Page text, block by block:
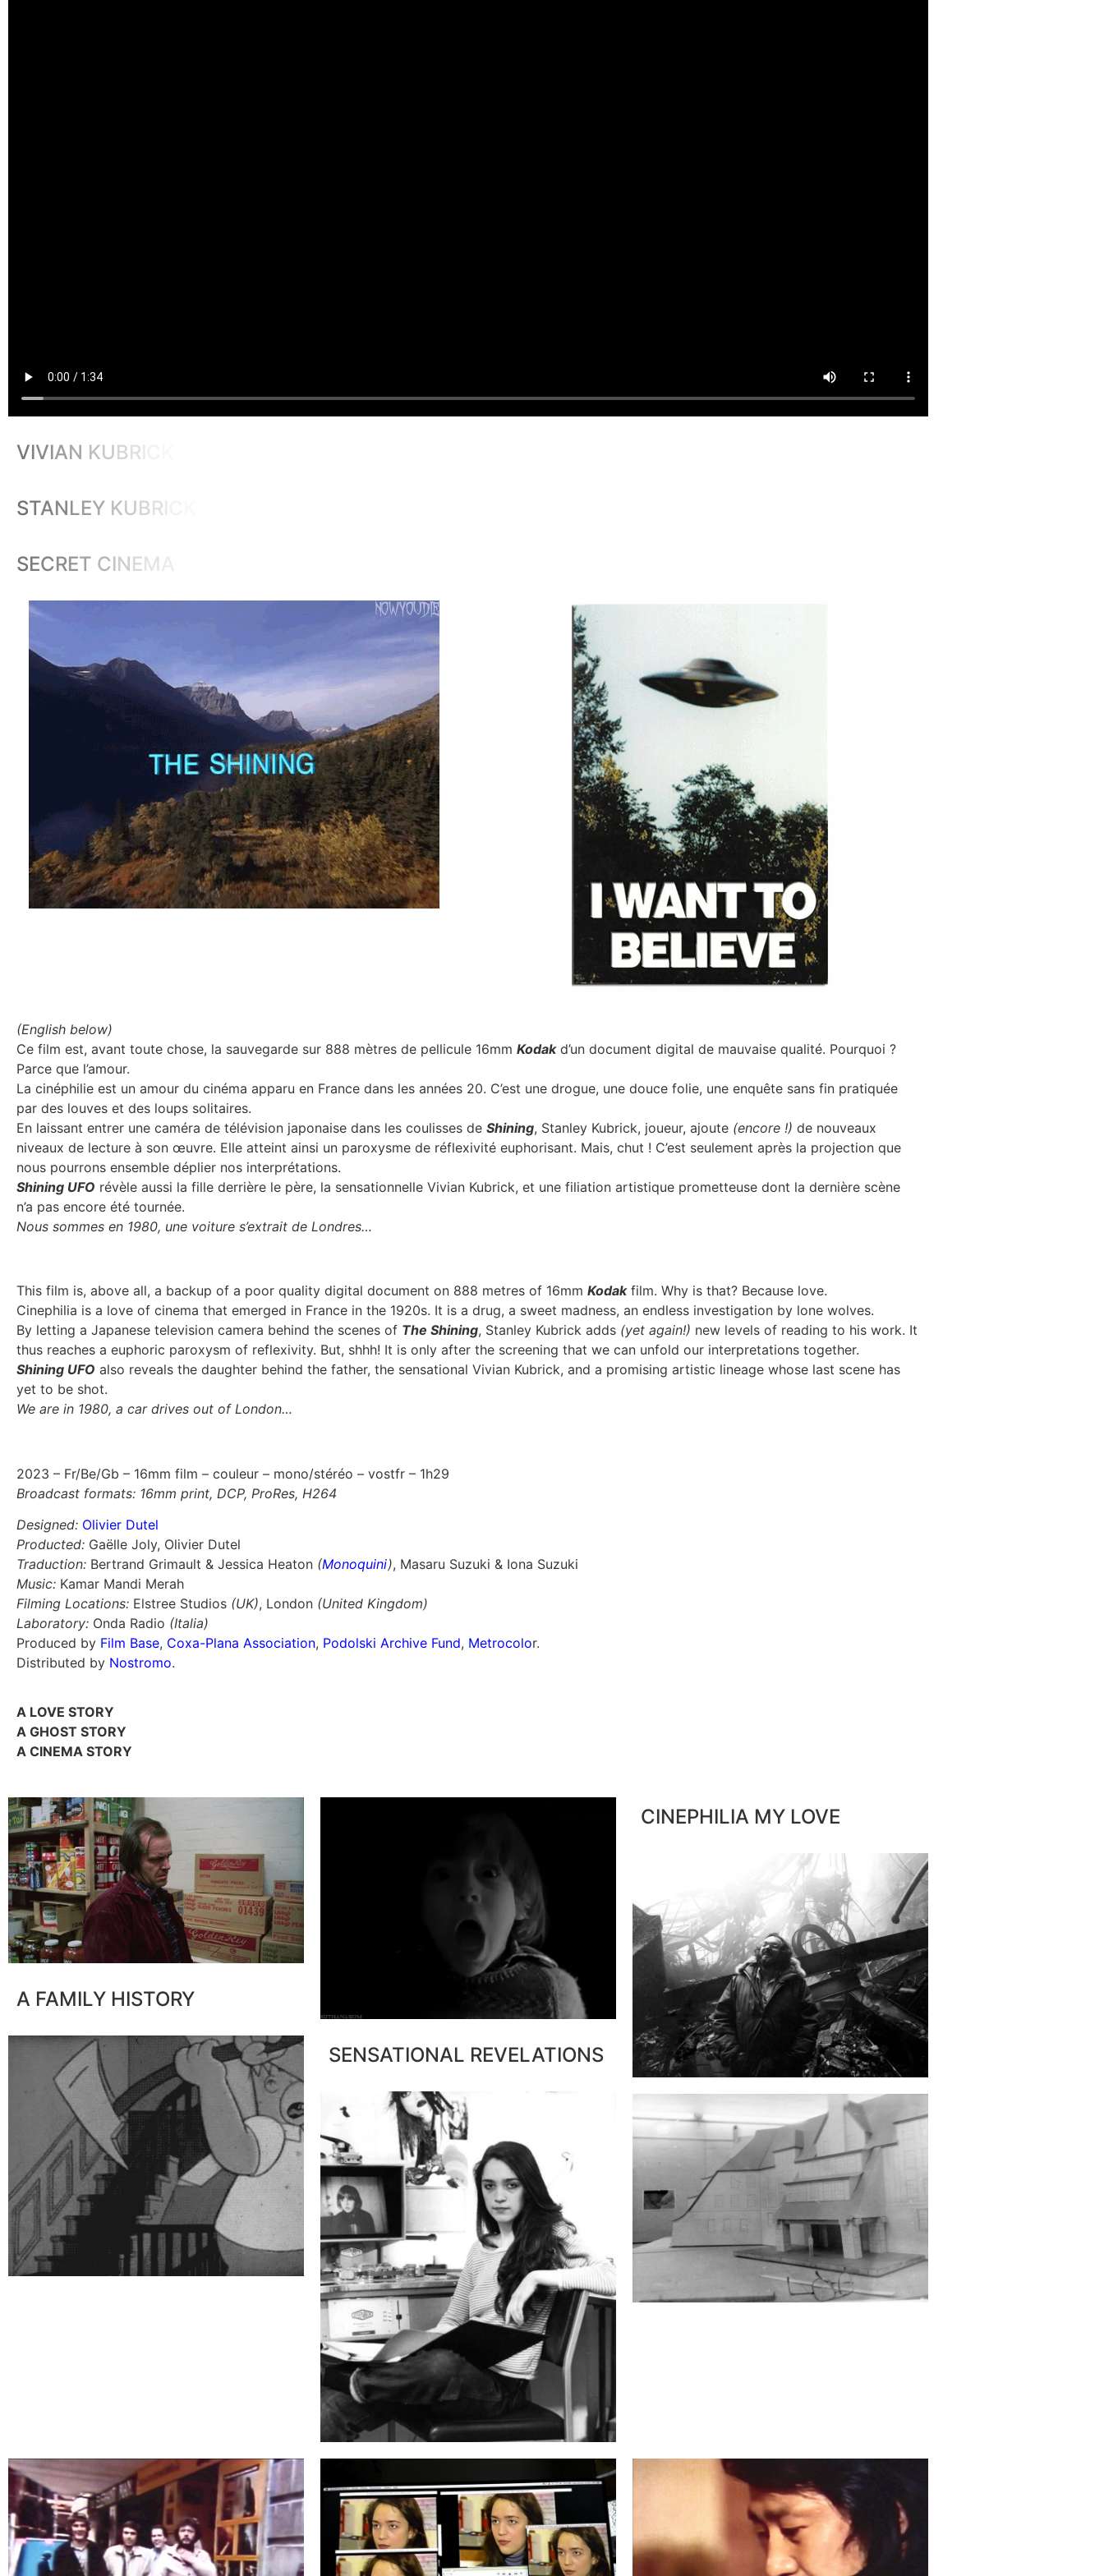
VIVIAN KUBR
STANLEY KUBR
SECRET CINEM
(English below)
Ce film est, avant toute chose, la sauvegarde sur 888 mètres de pellicule 16mm Kodakd’un document digital de mauvaise qualité. Pourquoi ?
Parce que l’amour.
La cinéphilie est un amour du cinéma apparu en France dans les années 20. C’est une drogue, une douce folie, une enquête sans fin pratiquée
par des louves et des loups solitaires.
En laissant entrer une caméra de télévision japonaise dans les coulisses de Shining, Stanley Kubrick, joueur, ajoute (encore !) de nouveaux
niveaux de lecture à son œuvre. Elle atteint ainsi un paroxysme de réflexivité euphorisant. Mais, chut ! C’est seulement après la projection que
nous pourrons ensemble déplier nos interprétations.
Shining UFO révèle aussi la fille derrière le père, la sensationnelle Vivian Kubrick, et une filiation artistique prometteuse dont la dernière scène
n’a pas encore été tournée.
Nous sommes en 1980, une voiture s’extrait de Londres…
This film is, above all, a backup of a poor quality digital document on 888 metres of 16mm Kodakfilm. Why is that? Because love.
Cinephilia is a love of cinema that emerged in France in the 1920s. It is a drug, a sweet madness, an endless investigation by lone wolves.
By letting a Japanese television camera behind the scenes of The Shining, Stanley Kubrick adds (yet again!) new levels of reading to his work. It
thus reaches a euphoric paroxysm of reflexivity. But, shhh! It is only after the screening that we can unfold our interpretations together.
Shining UFO also reveals the daughter behind the father, the sensational Vivian Kubrick, and a promising artistic lineage whose last scene has
yet to be shot.
We are in 1980, a car drives out of London…
2023 – Fr/Be/Gb – 16mm film – couleur – mono/stéréo – vostfr – 1h29
Broadcast formats: 16mm print, DCP, ProRes, H264
Designed: Olivier Dutel
Producted: Gaëlle Joly, Olivier Dutel
Traduction: Bertrand Grimault & Jessica Heaton (Monoquini), Masaru Suzuki & Iona Suzuki
Music: Kamar Mandi Merah
Filming Locations: Elstree Studios (UK), London (United Kingdom)
Laboratory: Onda Radio (Italia)
Produced by Film Base, Coxa-Plana Association, Podolski Archive Fund, Metrocolor.
Distributed by Nostromo.
A LOVE STORY
A GHOST STORY
A CINEMA STORY
A FAMILY HISTORY
SENSATIONAL REVELATIONS
CINEPHILIA MY LOVE